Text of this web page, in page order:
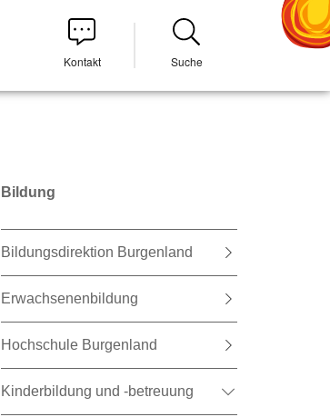
Kontakt Suche
Bildung
Bildungsdirektion Burgenland
Erwachsenenbildung
Hochschule Burgenland
Kinderbildung und -betreuung